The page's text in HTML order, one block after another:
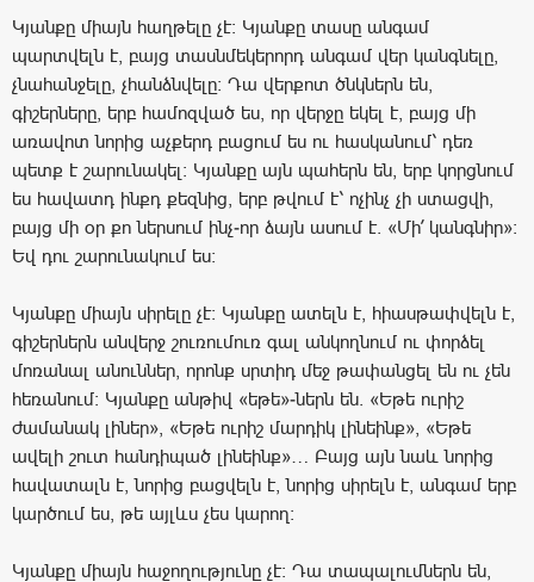
Կյանքը միայն հաղթելը չէ։ Կյանքը տասը անգամ
պարտվելն է, բայց տասնմեկերորդ անգամ վեր կանգնելը,
չնահանջելը, չհանձնվելը։ Դա վերքոտ ծնկներն են,
գիշերները, երբ համոզված ես, որ վերջը եկել է, բայց մի
առավոտ նորից աչքերդ բացում ես ու հասկանում՝ դեռ
պետք է շարունակել։ Կյանքը այն պահերն են, երբ կորցնում
ես հավատդ ինքդ քեզնից, երբ թվում է՝ ոչինչ չի ստացվի,
բայց մի օր քո ներսում ինչ-որ ձայն ասում է. «Մի՛ կանգնիր»։
Եվ դու շարունակում ես։
Կյանքը միայն սիրելը չէ։ Կյանքը ատելն է, հիասթափվելն է,
գիշերներն անվերջ շուռումուռ գալ անկողնում ու փորձել
մոռանալ անուններ, որոնք սրտիդ մեջ թափանցել են ու չեն
հեռանում։ Կյանքը անթիվ «եթե»-ներն են. «Եթե ուրիշ
ժամանակ լիներ», «Եթե ուրիշ մարդիկ լինեինք», «Եթե
ավելի շուտ հանդիպած լինեինք»… Բայց այն նաև նորից
հավատալն է, նորից բացվելն է, նորից սիրելն է, անգամ երբ
կարծում ես, թե այլևս չես կարող։
Կյանքը միայն հաջողությունը չէ։ Դա տապալումներն են,